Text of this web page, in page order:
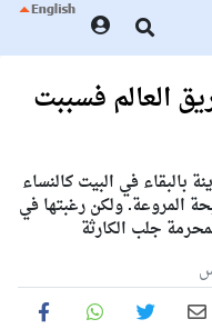
العالم فسببت
بالبقاء في البيت كالنساء
المروعة. ولكن رغبتها في
جلب الكارثة